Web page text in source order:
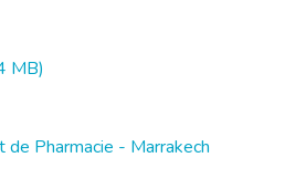
MB)
Pharmacie - Marrakech